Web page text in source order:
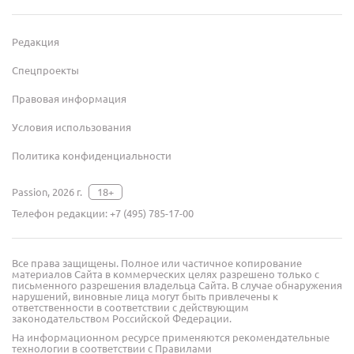
Редакция
Спецпроекты
Правовая информация
Условия использования
Политика конфиденциальности
Passion, 2026 г.
18+
Телефон редакции:+7 (495) 785-17-00
Все права защищены. Полное или частичное копирование
материалов Сайта в коммерческих целях разрешено только с
письменного разрешения владельца Сайта. В случае обнаружения
нарушений, виновные лица могут быть привлечены к
ответственности в соответствии с действующим
законодательством Российской Федерации.
На информационном ресурсе применяются рекомендательные
технологии в соответствии с Правилами